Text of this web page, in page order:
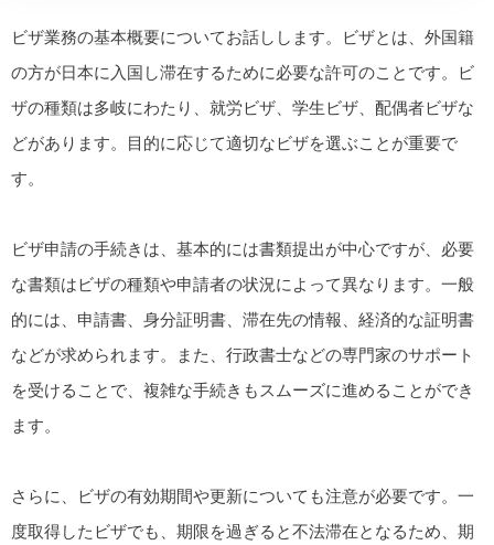
ビザ業務の基本概要についてお話しします。ビザとは、外国籍
の方が日本に入国し滞在するために必要な許可のことです。ビ
ザの種類は多岐にわたり、就労ビザ、学生ビザ、配偶者ビザな
どがあります。目的に応じて適切なビザを選ぶことが重要で
す。
ビザ申請の手続きは、基本的には書類提出が中心ですが、必要
な書類はビザの種類や申請者の状況によって異なります。一般
的には、申請書、身分証明書、滞在先の情報、経済的な証明書
などが求められます。また、行政書士などの専門家のサポート
を受けることで、複雑な手続きもスムーズに進めることができ
ます。
さらに、ビザの有効期間や更新についても注意が必要です。一
度取得したビザでも、期限を過ぎると不法滞在となるため、期